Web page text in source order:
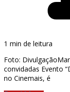
1 min de leitura
Foto:
convidadas Evento
no Cinemais, é